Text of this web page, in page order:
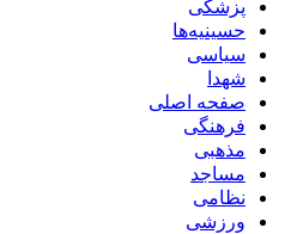
پزشکی
حسینیه‌ها
سیاسی
شهدا
صفحه اصلی
فرهنگی
مذهبی
مساجد
نظامی
ورزشی